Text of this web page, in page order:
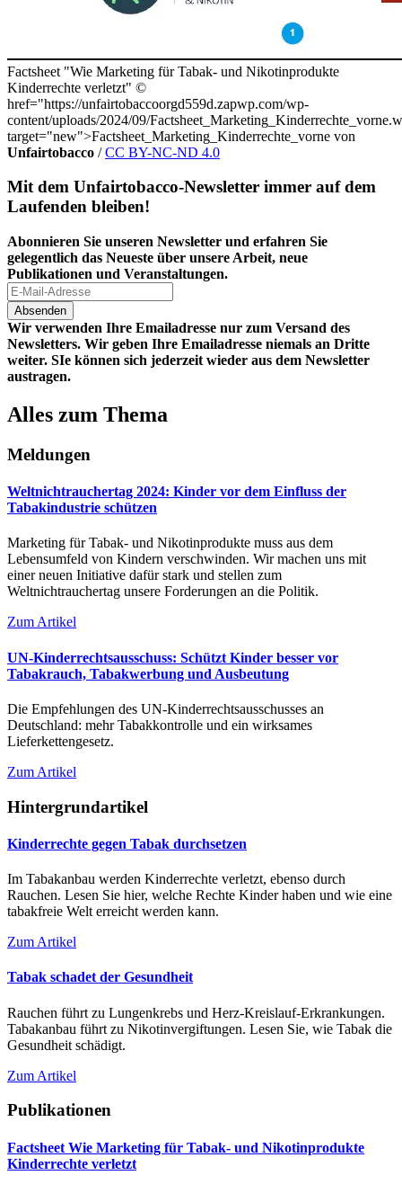
Factsheet "Wie Marketing für Tabak- und Nikotinprodukte
Kinderrechte verletzt" ©
href="https://unfairtobaccoorgd559d.zapwp.com/wp-
content/uploads/2024/09/
target="new">Factsheet_Marketing_Kinderrechte_vorne von
Unfairtobacco /CC BY-NC-ND 4.0
Mit dem Unfairtobacco-Newsletter immer auf dem
Laufenden bleiben!
Abonnieren Sie unseren Newsletter und erfahren Sie
gelegentlich das Neueste über unsere Arbeit, neue
Publikationen und Veranstaltungen.
Wir verwenden Ihre Emailadresse nur zum Versand des
Newsletters. Wir geben Ihre Emailadresse niemals an Dritte
weiter. SIe können sich jederzeit wieder aus dem Newsletter
austragen.
Alles zum Thema
Meldungen
Weltnichtrauchertag 2024: Kinder vor dem Einfluss der
Tabakindustrie schützen
Marketing für Tabak- und Nikotinprodukte muss aus dem
Lebensumfeld von Kindern verschwinden. Wir machen uns mit
einer neuen Initiative dafür stark und stellen zum
Weltnichtrauchertag unsere Forderungen an die Politik.
Zum Artikel
UN-Kinderrechtsausschuss: Schützt Kinder besser vor
Tabakrauch, Tabakwerbung und Ausbeutung
Die Empfehlungen des UN-Kinderrechtsausschusses an
Deutschland: mehr Tabakkontrolle und ein wirksames
Lieferkettengesetz.
Zum Artikel
Hintergrundartikel
Kinderrechte gegen Tabak durchsetzen
Im Tabakanbau werden Kinderrechte verletzt, ebenso durch
Rauchen. Lesen Sie hier, welche Rechte Kinder haben und wie eine
tabakfreie Welt erreicht werden kann.
Zum Artikel
Tabak schadet der Gesundheit
Rauchen führt zu Lungenkrebs und Herz-Kreislauf-Erkrankungen.
Tabakanbau führt zu Nikotinvergiftungen. Lesen Sie, wie Tabak die
Gesundheit schädigt.
Zum Artikel
Publikationen
Factsheet Wie Marketing für Tabak- und Nikotinprodukte
Kinderrechte verletzt